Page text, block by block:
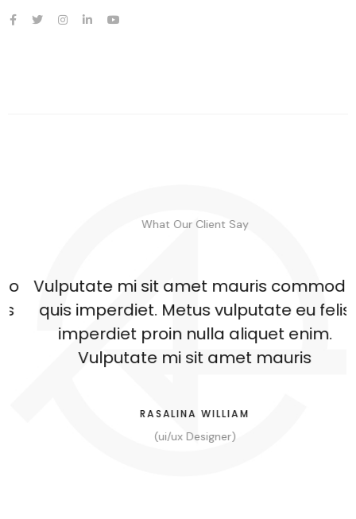
What Our Client Say
Vulputate mi sit amet mauris commodo
quis imperdiet.Metus vulputate eu felis
imperdiet proin nulla aliquetenim.
Vulputate mi sit amet mauris
RASALINA WILLIAM
(ui/ux Designer)